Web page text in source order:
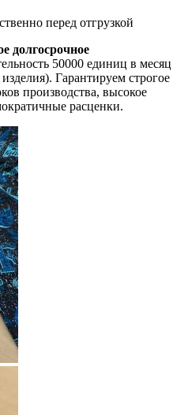
перед отгрузкой
долгосрочное
50000 единиц в месяц
Гарантируем строгое
производства, высокое
расценки.